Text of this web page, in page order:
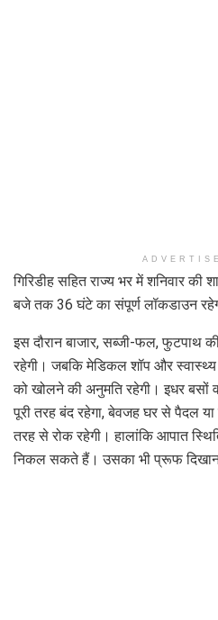
गिरिडीह सहित राज्य भर में शनिवार
बजे तक 36 घंटे का संपूर्ण लॉकडाउन
इस दौरान बाजार, सब्जी-फल, फुटपाथ
रहेगी। जबकि मेडिकल शॉप और
को खोलने की अनुमति रहेगी। इधर बसों
पूरी तरह बंद रहेगा, बेवजह घर से पैदल
तरह से रोक रहेगी। हालांकि आपात
निकल सकते हैं। उसका भी प्रूफ दिखाना